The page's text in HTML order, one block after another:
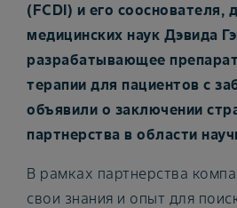
(FCDI) и его сооснователя,
медицинских наук Дэвида
разрабатывающее
терапии для пациентов с
объявили о заключении
партнерства в области
В рамках партнерства
свои знания и опыт для